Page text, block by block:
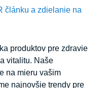
článku a zdielanie na
produktov pre zdravie
vitalitu. Naše
na mieru vašim
najnovšie trendy pre